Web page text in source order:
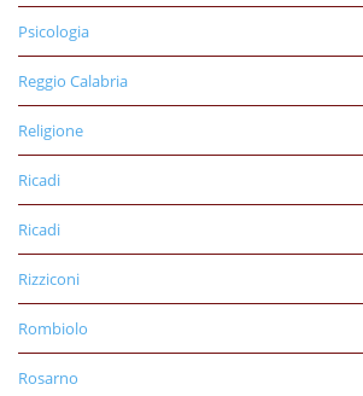
Psicologia
Reggio Calabria
Religione
Ricadi
Ricadi
Rizziconi
Rombiolo
Rosarno